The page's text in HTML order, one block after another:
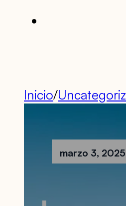
Inicio/
marzo 3, 2025